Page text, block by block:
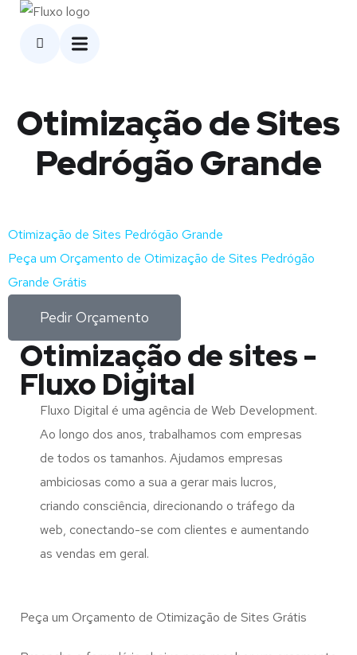
Otimização de Sites
Pedrógão Grande
Otimização de Sites Pedrógão Grande
Peça um Orçamento de Otimização de Sites Pedrógão
Grande Grátis
Pedir Orçamento
Otimização de sites -
Fluxo Digital
Fluxo Digital é uma agência de Web Development.
Ao longo dos anos, trabalhamos com empresas
de todos os tamanhos. Ajudamos empresas
ambiciosas como a sua a gerar mais lucros,
criando consciência, direcionando o tráfego da
web, conectando-se com clientes e aumentando
as vendas em geral.
Peça um Orçamento de Otimização de Sites Grátis